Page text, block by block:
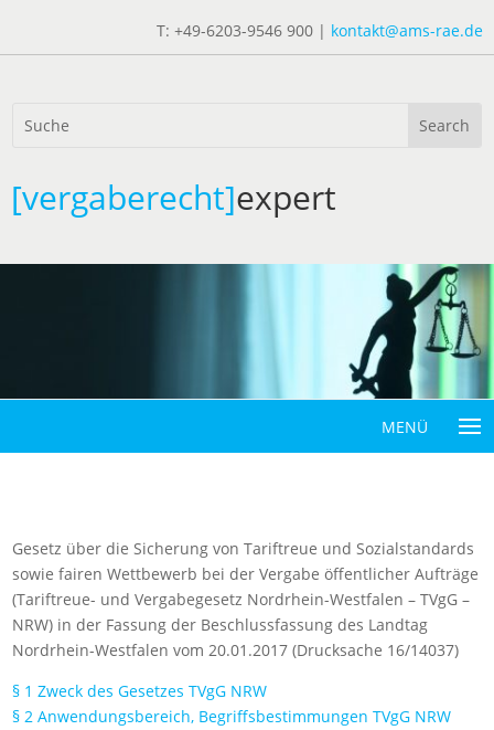
T: +49-6203-9546 900 | kontakt@ams-rae.de
[vergaberecht]expert
Gesetz über die Sicherung von Tariftreue und Sozialstandards
sowie fairen Wettbewerb bei der Vergabe öffentlicher Aufträge
(Tariftreue- und Vergabegesetz Nordrhein-Westfalen – TVgG –
NRW) in der Fassung der Beschlussfassung des Landtag
Nordrhein-Westfalen vom 20.01.2017 (Drucksache 16/14037)
§ 1 Zweck des Gesetzes TVgG NRW
§ 2 Anwendungsbereich, Begriffsbestimmungen TVgG NRW